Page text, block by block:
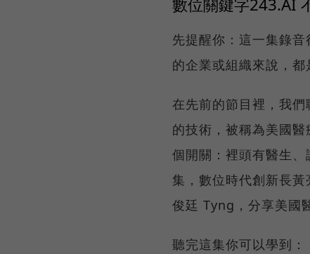
數位關鍵字243.AI
先提醒你：這一集錄
的企業或組織來說，
在先前的節目裡，我
的技術，被稱為美國
個開關：裡頭有醫生
集，數位時代創新長
俊廷 Tyng，分享美國
聽完這集你可以學到：